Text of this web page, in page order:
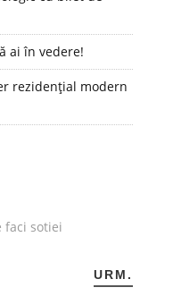
ai în vedere!
rezidențial modern
faci sotiei
URM.